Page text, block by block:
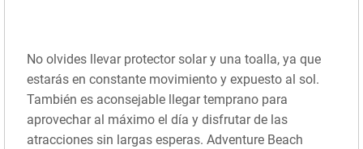
No olvides llevar protector solar y una toalla, ya que
estarás en constante movimiento y expuesto al sol.
También es aconsejable llegar temprano para
aprovechar al máximo el día y disfrutar de las
atracciones sin largas esperas. Adventure Beach